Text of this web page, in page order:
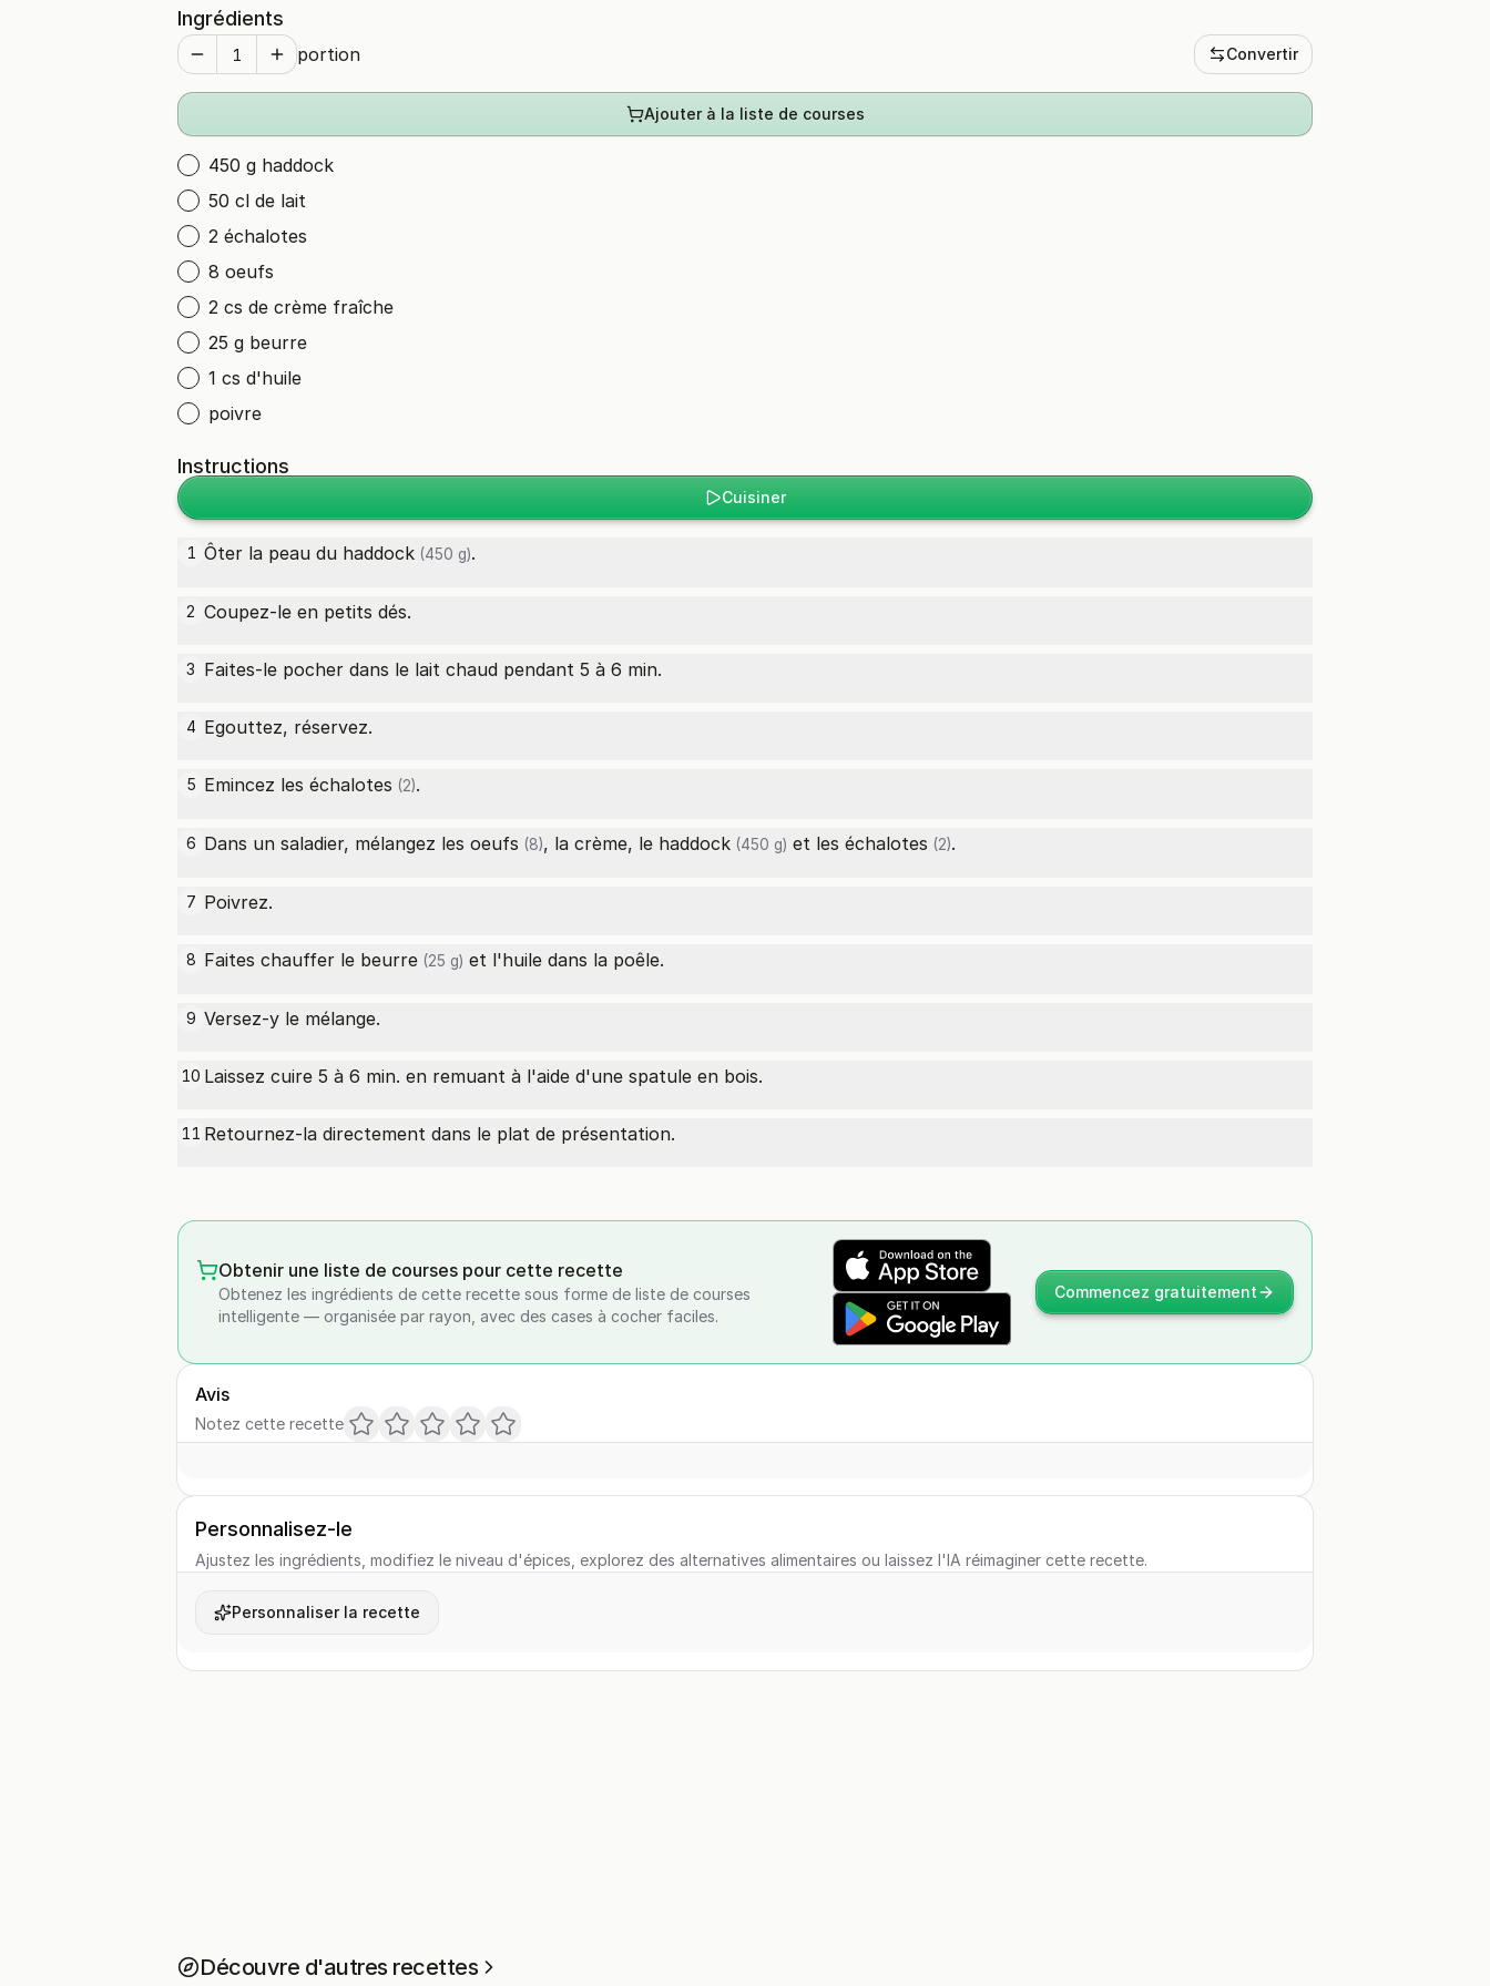
Ingrédients
portion Convertir
Ajouter à la liste de courses
450 g haddock
50 cl de lait
2 échalotes
8 oeufs
2 cs de crème fraîche
25 g beurre
1 cs d'huile
poivre
Instructions
Cuisiner
1 Ôter la peau du haddock (450 g).
2 Coupez-le en petits dés.
3 Faites-le pocher dans le lait chaud pendant 5 à 6 min.
4 Egouttez, réservez.
5 Emincez les échalotes (2).
6 Dans un saladier, mélangez les oeufs (8), la crème, le haddock (450 g) et les échalotes (2).
7 Poivrez.
8 Faites chauffer le beurre (25 g) et l'huile dans la poêle.
9 Versez-y le mélange.
10 Laissez cuire 5 à 6 min. en remuant à l'aide d'une spatule en bois.
11 Retournez-la directement dans le plat de présentation.
Obtenir une liste de courses pour cette recette
Obtenez les ingrédients de cette recette sous forme de liste de courses
intelligente — organisée par rayon, avec des cases à cocher faciles.
Commencez gratuitement
Avis
Notez cette recette
Personnalisez-le
Ajustez les ingrédients, modifiez le niveau d'épices, explorez des alternatives alimentaires ou laissez l'IA réimaginer cette recette.
Personnaliser la recette
Découvre d'autres recettes